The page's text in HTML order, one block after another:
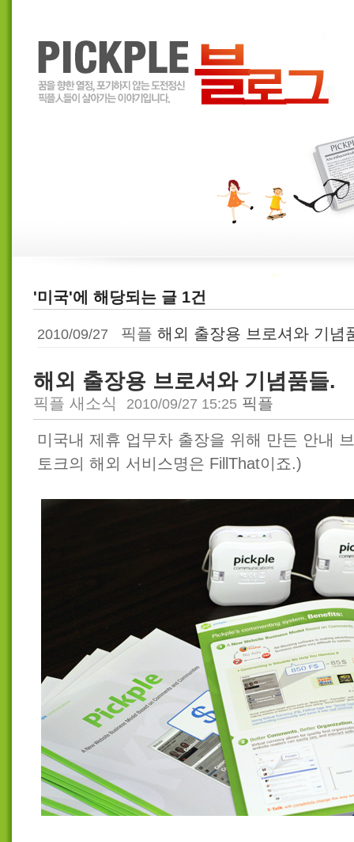
'미국'에 해당되는 글 1건
2010/09/27 픽플 해외 출장용 브로셔와 기념
해외 출장용 브로셔와 기념품들.
픽플 새소식 2010/09/27 15:25 픽플
미국내 제휴 업무차 출장을 위해 만든 안내
토크의 해외 서비스명은 FillThat이죠.)